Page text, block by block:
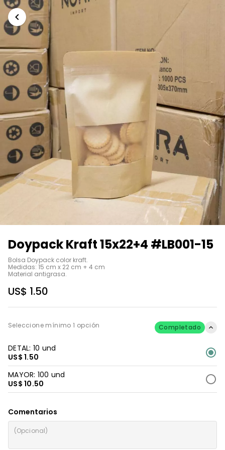
Doypack Kraft 15x22+4 #LB001-15
Bolsa Doypack color kraft.
Medidas: 15 cm x 22 cm + 4 cm
Material antigrasa.
US$ 1.50
Seleccione mínimo 1 opción Completado
DETAL: 10 und
US$ 1.50
MAYOR: 100 und
US$ 10.50
Comentarios